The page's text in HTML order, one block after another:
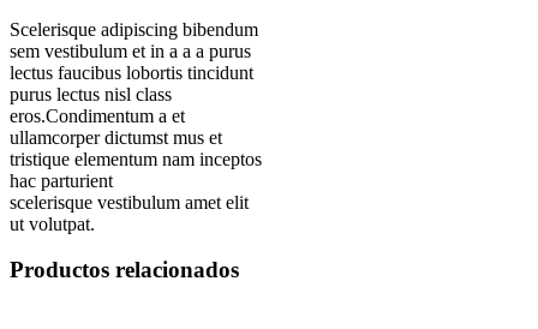
Scelerisque adipiscing bibendum
sem vestibulum et in a a a purus
lectus faucibus lobortis tincidunt
purus lectus nisl class
eros.Condimentum a et
ullamcorper dictumst mus et
tristique elementum nam inceptos
hac parturient
scelerisque vestibulum amet elit
ut volutpat.
Productos relacionados